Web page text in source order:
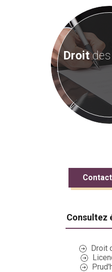
Droitdes
Consultez
Droit